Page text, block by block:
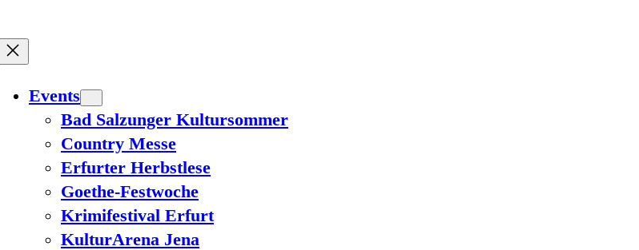
Events
Bad Salzunger Kultursommer
Country Messe
Erfurter Herbstlese
Goethe-Festwoche
Krimifestival Erfurt
KulturArena Jena